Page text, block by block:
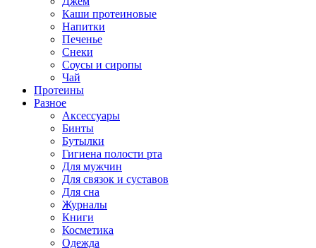
Каши протеиновые
Напитки
Печенье
Снеки
Соусы и сиропы
Чай
Протеины
Разное
Аксессуары
Бинты
Бутылки
Гигиена полости рта
Для мужчин
Для связок и суставов
Для сна
Журналы
Книги
Косметика
Одежда